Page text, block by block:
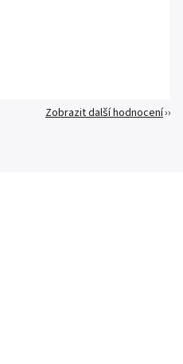
Zobrazit další hodnocení